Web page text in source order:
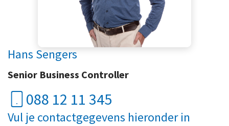
Hans Sengers
Senior Business Controller
088 12 11 345
Vul je contactgegevens hieronder in